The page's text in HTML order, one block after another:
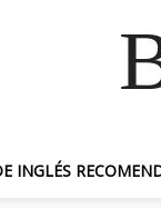
INGLÉS